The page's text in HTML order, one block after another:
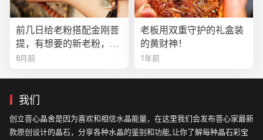
前几日给老粉搭配金刚菩
提，有想要的新老粉，都
可以来排队
8月前
老板用双重守护的礼盒装
的黄财神！
1年前
我们
创立菩心晶舍是因为喜欢和相信水晶能量，在这里我们会发布菩心家最新
款原创设计的晶石，分享各种水晶的鉴别和功能,让你了解每种晶石彩宝